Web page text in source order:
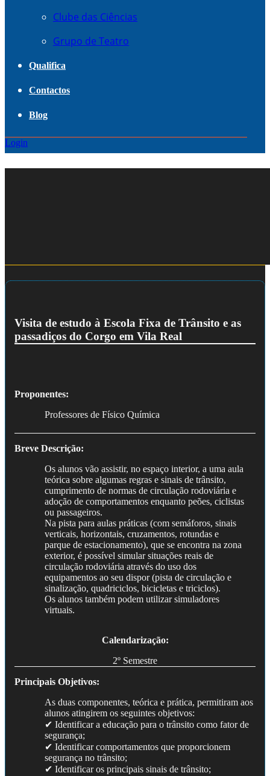
Clube das Ciências
Grupo de Teatro
Qualifica
Contactos
Blog
Login
Visita de estudo à Escola Fixa de Trânsito e as
passadiços do Corgo em Vila Real
Proponentes:
Professores de Físico Química
Breve Descrição:
Os alunos vão assistir, no espaço interior, a uma aula
teórica sobre algumas regras e sinais de trânsito,
cumprimento de normas de circulação rodoviária e
adoção de comportamentos enquanto peões, ciclistas
ou passageiros.
Na pista para aulas práticas (com semáforos, sinais
verticais, horizontais, cruzamentos, rotundas e
parque de estacionamento), que se encontra na zona
exterior, é possível simular situações reais de
circulação rodoviária através do uso dos
equipamentos ao seu dispor (pista de circulação e
sinalização, quadriciclos, bicicletas e triciclos).
Os alunos também podem utilizar simuladores
virtuais.
Calendarização:
2º Semestre
Principais Objetivos:
As duas componentes, teórica e prática, permitiram aos
alunos atingirem os seguintes objetivos:
✔ Identificar a educação para o trânsito como fator de
segurança;
✔ Identificar comportamentos que proporcionem
segurança no trânsito;
✔ Identificar os principais sinais de trânsito;